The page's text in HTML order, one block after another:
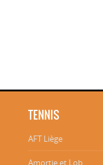
TENNIS
AFT Liège
Amortie et Lob